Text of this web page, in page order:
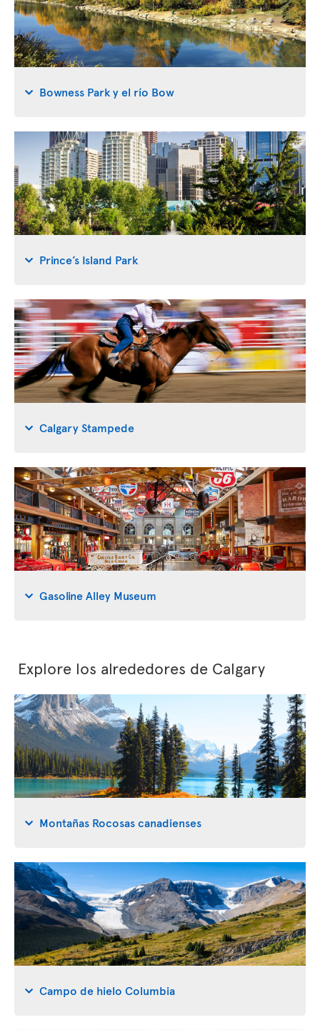
Bowness Park y el río Bow
Prince’s Island Park
Calgary Stampede
Gasoline Alley Museum
Explore los alrededores de Calgary
Montañas Rocosas canadienses
Campo de hielo Columbia